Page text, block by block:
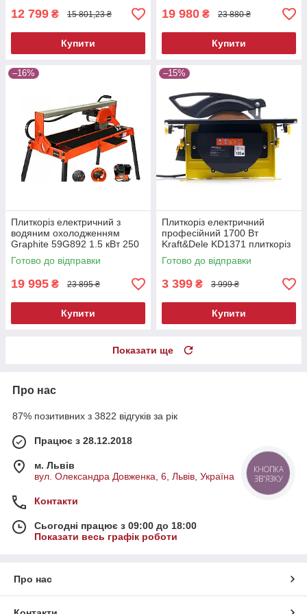
12 799 ₴ 15 801,23 ₴
Купити
19 980 ₴ 23 880 ₴
Купити
–16%
Плиткоріз електричний з
водяним охолодженням
Graphite 59G892 1.5 кВт 250
мм професійний
стаціонарний плиткоріз
Готово до відправки
19 995 ₴ 23 895 ₴
Купити
–15%
Плиткоріз електричний
професійний 1700 Вт
Kraft&Dele KD1371 плиткоріз
водяний електричний
Готово до відправки
3 399 ₴ 3 999 ₴
Купити
Показати ще
Про нас
87% позитивних з 3822 відгуків за рік
Працює з 28.12.2018
м. Львів
вул. Олександра Довженка, 6, Львів, Україна
Контакти
Сьогодні працює з 09:00 до 18:00
Показати весь графік роботи
Про нас
КНОПКА
ЗВ'ЯЗКУ